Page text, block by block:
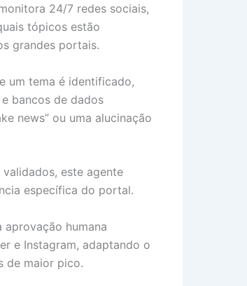
24/7 redes sociais,
tópicos estão
grandes portais.
um tema é identificado,
bancos de dados
news” ou uma alucinação
este agente
específica do portal.
aprovação humana
e Instagram, adaptando o
de maior pico.